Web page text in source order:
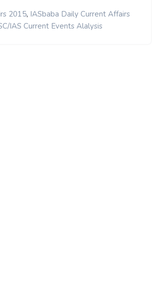
2015, IASbaba Daily Current Affairs
IAS Current Events Alalysis